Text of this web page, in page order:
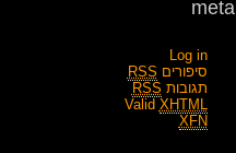
meta
Log in
סיפורים RSS
תגובות RSS
Valid XHTML
XFN